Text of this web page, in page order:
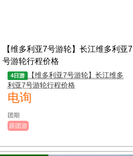
【维多利亚7号游轮】长江维多利亚7
号游轮行程价格
4日游
【维多利亚7号游轮】长江维多
利亚7号游轮行程价格
电询
团期
跟团游